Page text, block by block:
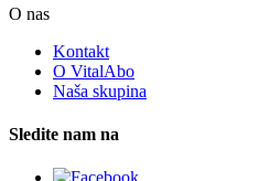
O nas
Kontakt
O VitalAbo
Naša skupina
Sledite nam na